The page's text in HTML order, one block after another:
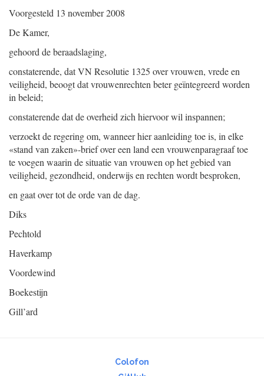
Voorgesteld 13 november 2008
De Kamer,
gehoord de beraadslaging,
constaterende, dat VN Resolutie 1325 over vrouwen, vrede en
veiligheid, beoogt dat vrouwenrechten beter geïntegreerd worden
in beleid;
constaterende dat de overheid zich hiervoor wil inspannen;
verzoekt de regering om, wanneer hier aanleiding toe is, in elke
«stand van zaken»-brief over een land een vrouwenparagraaf toe
te voegen waarin de situatie van vrouwen op het gebied van
veiligheid, gezondheid, onderwijs en rechten wordt besproken,
en gaat over tot de orde van de dag.
Diks
Pechtold
Haverkamp
Voordewind
Boekestijn
Gill’ard
Colofon